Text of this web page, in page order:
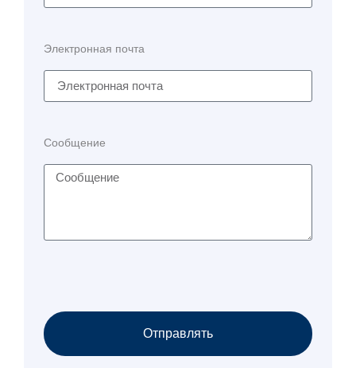
Электронная почта
Сообщение
Отправлять